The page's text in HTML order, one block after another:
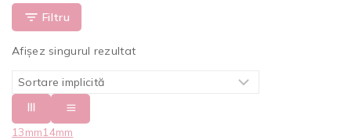
Filtru
Afișez singurul rezultat
13mm14mm